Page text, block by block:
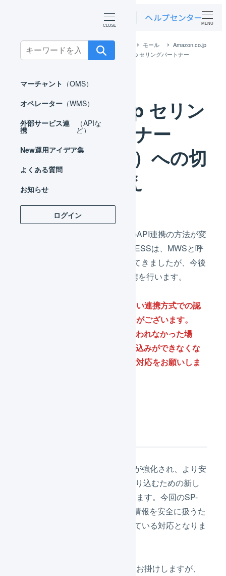
Search
for:
マーチャント （OMS）
オペレーター （WMS）
外部サービス連
携
（APIな
ど）
New運用アイデア集
よくある質問
お知らせ
ログイン
MENU
外部サービス連携（APIなど） モール
Amazon.co.jp
Amazon.co.jp APIで連携
Amazon.co.jp セリングパートナー
Amazon.co.jp セリン
グパートナー
API（SP-API）への切
り替え
2022年8月1日よりAmazonとのAPI連携の方法が変
更となります。これまでLOGILESSは、MWSと呼
ばれるAPI連携方式をおこなってきましたが、今後
はSP-APIと呼ばれる方式で連携を行います。
それに伴って、お客様には新しい連携方式での認
証手続きを行っていただく必要がございます。
2022年7月31日までに認証が行われなかった場
合、Amazonからの注文の取り込みができなくな
る恐れがございますので必ずご対応をお願いしま
SP-APIはMWSと比較して認証が強化され、より安
全に受注情報をLOGILESSに取り込むための新し
いインターフェースが提供されます。今回のSP-
APIへの移行は、お客様の受注情報を安全に扱うた
めにAmazonから義務付けられている対応となりま
お客様には認証対応のご負担をお掛けしますが、